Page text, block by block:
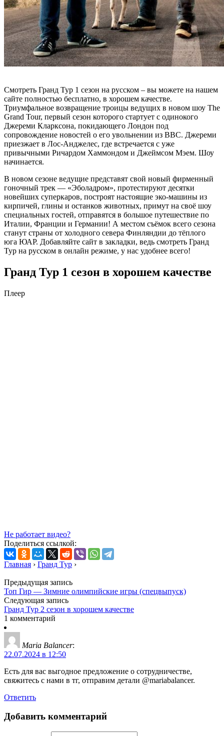
Смотреть Гранд Тур 1 сезон на русском – вы можете на нашем
сайте полностью бесплатно, в хорошем качестве.
Триумфальное возвращение троицы ведущих в новом шоу The
Grand Tour, первый сезон которого стартует с одинокого
Джереми Кларксона, покидающего Лондон под
сопровождение новостей о его увольнении из BBC. Джереми
приезжает в Лос-Анджелес, где встречается с уже
привычными Ричардом Хаммондом и Джеймсом Мэем. Шоу
начинается.
В новом сезоне ведущие представят свой новый фирменный
гоночный трек — «Эболадром», протестируют десятки
новейших суперкаров, построят настоящие эко-машины из
кирпичей, глины и останков животных, примут на своё шоу
специальных гостей, отправятся в большое путешествие по
Италии, Франции и Германии! А местом съёмок всего сезона
станут страны от холодного севера Финляндии до тёплого
юга ЮАР. Добавляйте сайт в закладки, ведь смотреть Гранд
Тур на русском в онлайн режиме, у нас удобнее всего!
Гранд Тур 1 сезон в хорошем качестве
Плеер
Не работает видео?
Поделиться ссылкой:
Главная › Гранд Тур ›
Предыдущая запись
Топ Гир — Зимние олимпийские игры (спецвыпуск)
Следующая запись
Гранд Тур 2 сезон в хорошем качестве
1 комментарий
Maria Balancer:
22.07.2024 в 12:50
Есть для вас выгодное предложение о сотрудничестве,
свяжитесь с нами в тг, отправим детали @mariabalancer.
Ответить
Добавить комментарий